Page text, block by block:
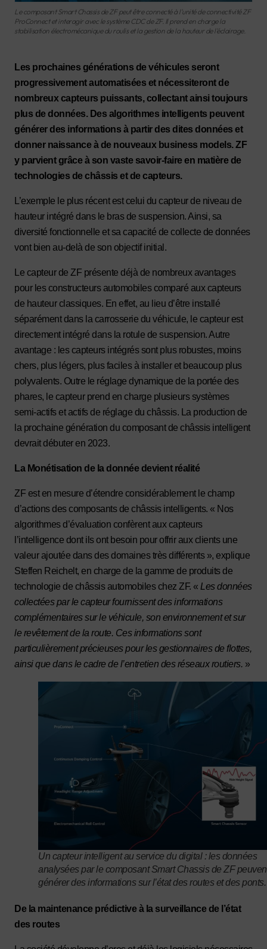
Le composant Smart Chassis de ZF peut être connecté à l'unité de connectivité ZF
ProConnect et interagir avec le système CDC de ZF. Il prend en charge la
stabilisation électromécanique du roulis et la gestion de la hauteur de l'éclairage.
Les prochaines générations de véhicules seront
progressivement automatisées et nécessiteront de
nombreux capteurs puissants, collectant ainsi toujours
plus de données. Des algorithmes intelligents peuvent
générer des informations à partir des dites données et
donner naissance à de nouveaux business models. ZF
y parvient grâce à son vaste savoir-faire en matière de
technologies de châssis et de capteurs.
L’exemple le plus récent est celui du capteur de niveau de
hauteur intégré dans le bras de suspension. Ainsi, sa
diversité fonctionnelle et sa capacité de collecte de données
vont bien au-delà de son objectif initial.
Le capteur de ZF présente déjà de nombreux avantages
pour les constructeurs automobiles comparé aux capteurs
de hauteur classiques. En effet, au lieu d’être installé
séparément dans la carrosserie du véhicule, le capteur est
directement intégré dans la rotule de suspension. Autre
avantage : les capteurs intégrés sont plus robustes, moins
chers, plus légers, plus faciles à installer et beaucoup plus
polyvalents. Outre le réglage dynamique de la portée des
phares, le capteur prend en charge plusieurs systèmes
semi-actifs et actifs de réglage du châssis. La production de
la prochaine génération du composant de châssis intelligent
devrait débuter en 2023.
La Monétisation de la donnée devient réalité
ZF est en mesure d’étendre considérablement le champ
d’actions des composants de châssis intelligents. « Nos
algorithmes d’évaluation confèrent aux capteurs
l’intelligence dont ils ont besoin pour offrir aux clients une
valeur ajoutée dans des domaines très différents », explique
Steffen Reichelt, en charge de la gamme de produits de
technologie de châssis automobiles chez ZF. « Les données
collectées par le capteur fournissent des informations
complémentaires sur le véhicule, son environnement et sur
le revêtement de la route. Ces informations sont
particulièrement précieuses pour les gestionnaires de flottes,
ainsi que dans le cadre de l’entretien des réseaux routiers. »
Un capteur intelligent au service du digital : les données
analysées par le composant Smart Chassis de ZF
générer des informations sur l’état des routes et des ponts.
De la maintenance prédictive à la surveillance de l’état
des routes